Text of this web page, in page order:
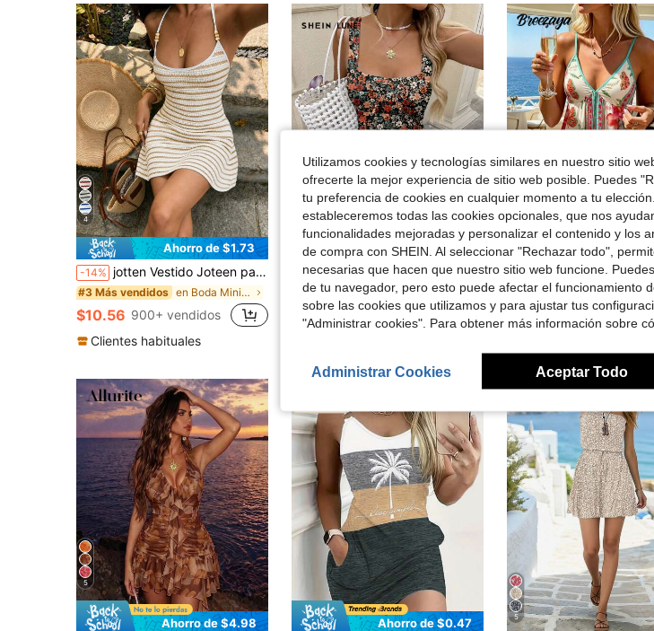
4
Ahorro de $1.73
-14% jotten Vestido Joteen para mujer en blanco y negro con textura, cuello halter con lazo, cintura ceñida con cuentas, efecto estilizador, sexy, para vacaciones, citas, fiesta elegante y verano
#3 Más vendidos en Boda Mini vestidos de mujer
$10.56 900+ vendidos
Clientes habituales
Ahorro de $3.68
-28% SHEIN LUNE Vestido mini para mujer, estilo casual minimalista romántico vintage con estampado floral pastoral, vestido floral, atuendo de oficina para mujer, atuendo de verano para mujer
$9.31 100+ vendidos
con cupón
7
Venta Flash Ahorro
Breezaya
-12% Breezaya Vestido de estilo de vacaciones con cuello en V, estampado
#8 Más vendidos
$13.78 2.6k+ vendidos
5
Ahorro de $4.98 Ahorro de $0.47 5
Utilizamos cookies y tecnologías similares en nuestro sitio
ofrecerte la mejor experiencia de sitio web posible. Puedes
tu preferencia de cookies en cualquier momento a tu
estableceremos todas las cookies opcionales, que nos
funcionalidades mejoradas y personalizar el contenido y los
de compra con SHEIN. Al seleccionar "Rechazar todo",
necesarias que hacen que nuestro sitio web funcione.
de tu navegador, pero esto puede afectar el funcionamiento
sobre las cookies que utilizamos y para ajustar tus
"Administrar cookies". Para obtener más información sobre
Administrar Cookies Aceptar Todo